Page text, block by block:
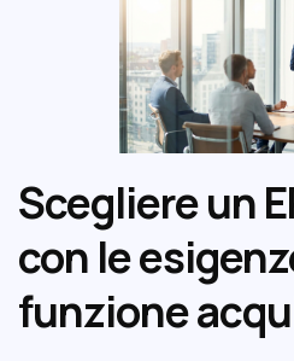
Scegliere un
con le
funzione